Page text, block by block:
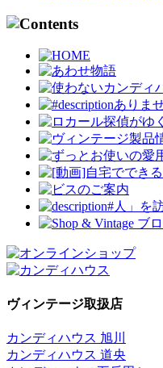
ヴィンテージ取扱店
カンディハウス 旭川
カンディハウス 道央